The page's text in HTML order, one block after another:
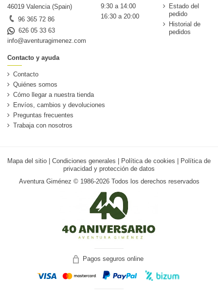
46019 Valencia (Spain)
96 365 72 86
626 05 33 63
info@aventuragimenez.com
9:30 a 14:00
16:30 a 20:00
Estado del
pedido
Historial de
pedidos
Contacto y ayuda
Contacto
Quiénes somos
Cómo llegar a nuestra tienda
Envíos, cambios y devoluciones
Preguntas frecuentes
Trabaja con nosotros
Mapa del sitio Condiciones generales Política de cookies
Política de
privacidad y protección de datos
Aventura Giménez © 1986-2026 Todos los derechos reservados
Pagos seguros online